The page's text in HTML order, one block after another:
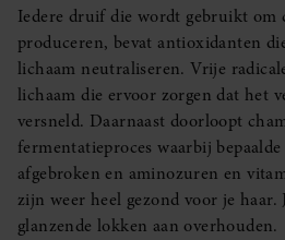
Iedere druif die wordt gebruikt om
produceren, bevat antioxidanten
lichaam neutraliseren. Vrije
lichaam die ervoor zorgen dat het
versneld. Daarnaast doorloopt
fermentatieproces waarbij
afgebroken en aminozuren en
zijn weer heel gezond voor je haar.
glanzende lokken aan overhouden.